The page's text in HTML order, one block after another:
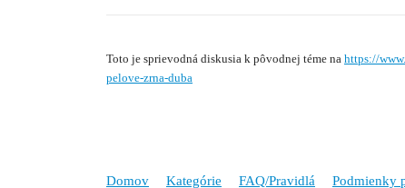
Toto je sprievodná diskusia k pôvodnej téme na https://
pelove-zrna-duba
Domov Kategórie FAQ/Pravidlá Podmienky